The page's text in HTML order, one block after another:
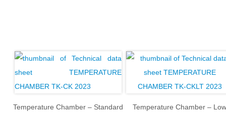
Temperature Chamber – Standard Temperature Chamber – Low